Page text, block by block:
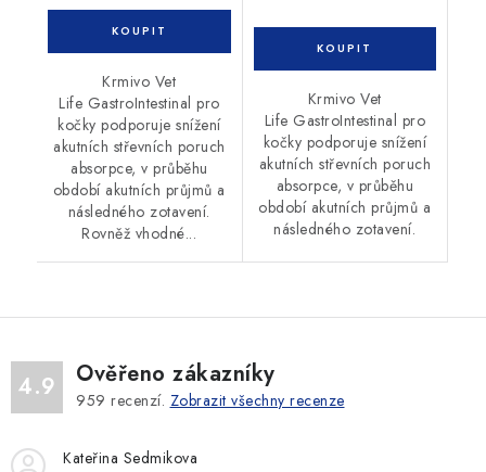
Krmivo Vet
Life GastroIntestinal pro
kočky podporuje snížení
akutních střevních poruch
absorpce, v průběhu
období akutních průjmů a
následného zotavení.
Rovněž vhodné...
Krmivo Vet
Life GastroIntestinal pro
kočky podporuje snížení
akutních střevních poruch
absorpce, v průběhu
období akutních průjmů a
následného zotavení.
4.9 Ověřeno zákazníky
959 recenzí. Zobrazit všechny recenze
Kateřina Sedmikova